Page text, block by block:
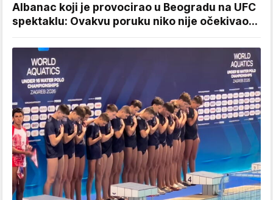
Albanac koji je provocirao u Beogradu na UFC
spektaklu: Ovakvu poruku niko nije očekivao...